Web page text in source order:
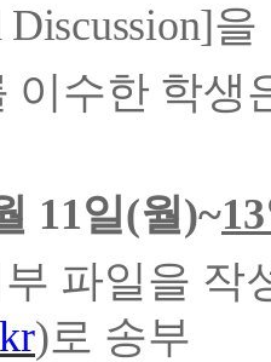
을
이수한 학생
11일(월)~13
파일을 작
)로 송부